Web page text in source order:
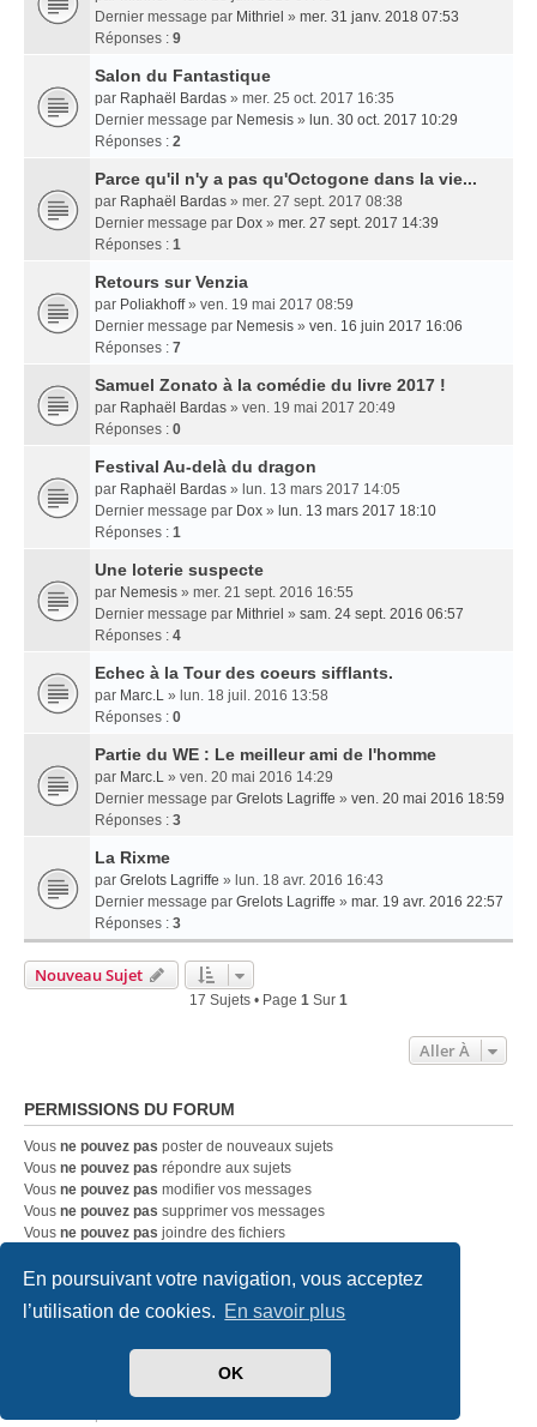
En poursuivant votre navigation, vous acceptez
l’utilisation de cookies. En savoir plus
OK
Dernier message par Mithriel » mer. 31 janv. 2018 07:53
Réponses : 9
Salon du Fantastique
par Raphaël Bardas » mer. 25 oct. 2017 16:35
Dernier message par Nemesis » lun. 30 oct. 2017 10:29
Réponses : 2
Parce qu'il n'y a pas qu'Octogone dans la vie...
par Raphaël Bardas » mer. 27 sept. 2017 08:38
Dernier message par Dox » mer. 27 sept. 2017 14:39
Réponses : 1
Retours sur Venzia
par Poliakhoff» ven. 19 mai 2017 08:59
Dernier message par Nemesis » ven. 16 juin 2017 16:06
Réponses : 7
Samuel Zonato à la comédie du livre 2017 !
par Raphaël Bardas » ven. 19 mai 2017 20:49
Réponses : 0
Festival Au-delà du dragon
par Raphaël Bardas » lun. 13 mars 2017 14:05
Dernier message par Dox » lun. 13 mars 2017 18:10
Réponses : 1
Une loterie suspecte
par Nemesis » mer. 21 sept. 2016 16:55
Dernier message par Mithriel » sam. 24 sept. 2016 06:57
Réponses : 4
Echec à la Tour des coeurs sifflants.
par Marc.L » lun. 18 juil. 2016 13:58
Réponses : 0
Partie du WE : Le meilleur ami de l'homme
par Marc.L » ven. 20 mai 2016 14:29
Dernier message par Grelots Lagriffe » ven. 20 mai 2016 18:59
Réponses : 3
La Rixme
par Grelots Lagriffe » lun. 18 avr. 2016 16:43
Dernier message par Grelots Lagriffe » mar. 19 avr. 2016 22:57
Réponses : 3
Nouveau Sujet
17 Sujets • Page 1 Sur 1
Aller À
PERMISSIONS DU FORUM
Vous ne pouvez pas poster de nouveaux sujets
Vous ne pouvez pas répondre aux sujets
Vous ne pouvez pas modifier vos messages
Vous ne pouvez pas supprimer vos messages
Vous ne pouvez pas joindre des fichiers
Accueil Index du forum Nous contacter
phpBB® Forum Software © phpBB Limited
created by INVENTEA & v12mike